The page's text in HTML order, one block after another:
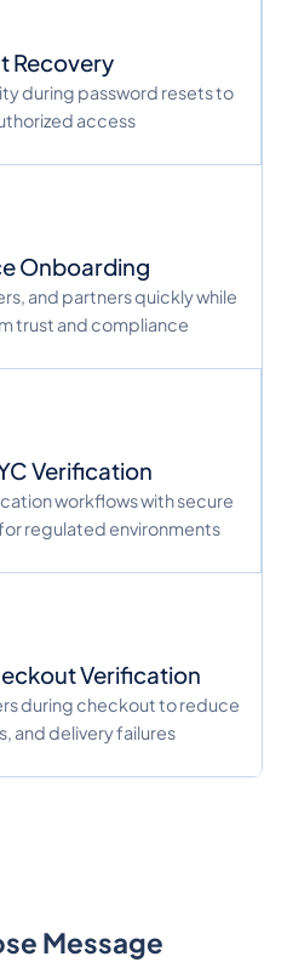
Recovery
during password resets to
access.
Onboarding
and partners quickly while
trust and compliance.
Verification
workflows with secure
regulated environments.
Verification
during checkout to reduce
and delivery failures.
Message